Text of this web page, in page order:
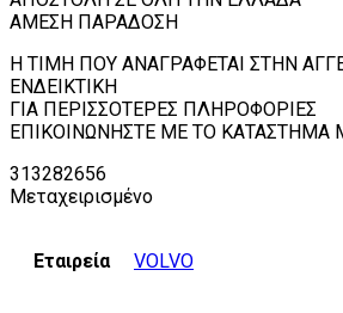
ΑΜΕΣΗ ΠΑΡΑΔΟΣΗ
H ΤΙΜH ΠΟΥ ΑΝΑΓΡΑΦΕΤΑΙ ΣΤHN
ΕΝΔΕΙΚΤΙΚH
ΓΙΑ ΠΕΡΙΣΣΟΤΕΡΕΣ ΠΛΗΡΟΦΟΡΙΕΣ
ΕΠΙΚΟΙΝΩΝΗΣΤΕ ΜΕ ΤΟ ΚΑΤΑΣΤΗΜΑ
313282656
Μεταχειρισμένο
Εταιρεία VOLVO